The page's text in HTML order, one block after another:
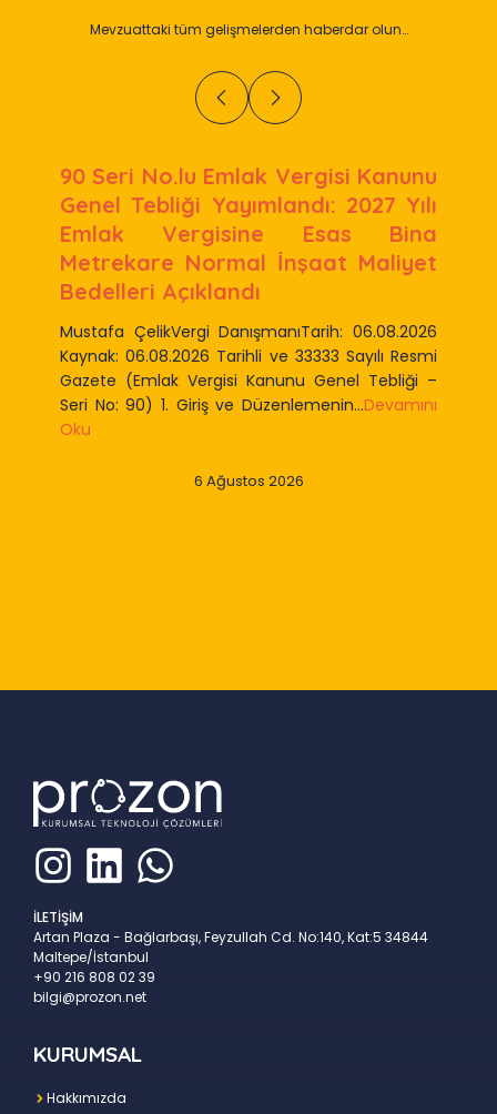
Mevzuattaki tüm gelişmelerden haberdar olun…
90 Seri No.lu Emlak Vergisi Kanunu
Genel Tebliği Yayımlandı: 2027 Yılı
Emlak Vergisine Esas Bina
Metrekare Normal İnşaat Maliyet
Bedelleri Açıklandı
Mustafa ÇelikVergi DanışmanıTarih: 06.08.2026
Kaynak: 06.08.2026 Tarihli ve 33333 Sayılı Resmi
Gazete (Emlak Vergisi Kanunu Genel Tebliği –
Seri No: 90) 1. Giriş ve Düzenlemenin...Devamını
Oku
6 Ağustos 2026
İLETİŞİM
Artan Plaza - Bağlarbaşı, Feyzullah Cd. No:140, Kat:5 34844
Maltepe/İstanbul
+90 216 808 02 39
bilgi@prozon.net
KURUMSAL
Hakkımızda